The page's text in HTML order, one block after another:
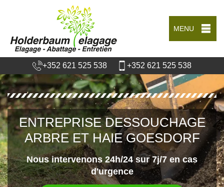
MENU
+352 621 525 538 +352 621 525 538
ENTREPRISE DESSOUCHAGE
ARBRE ET HAIE GOESDORF
Nous intervenons 24h/24 sur 7j/7 en cas
d'urgence